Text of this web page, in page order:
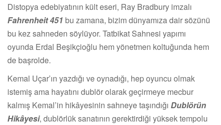
Distopya edebiyatının kült eseri, Ray Bradbury imzalı
Fahrenheit 451 bu zamana, bizim dünyamıza dair sözünü
bu kez sahneden söylüyor. Tatbikat Sahnesi yapımı
oyunda Erdal Beşikçioğlu hem yönetmen koltuğunda hem
de başrolde.
Kemal Uçar’ın yazdığı ve oynadığı, hep oyuncu olmak
istemiş ama hayatını dublör olarak geçirmeye mecbur
kalmış Kemal’in hikâyesinin sahneye taşındığı Dublörün
Hikâyesi, dublörlük sanatının gerektirdiği yüksek tempolu